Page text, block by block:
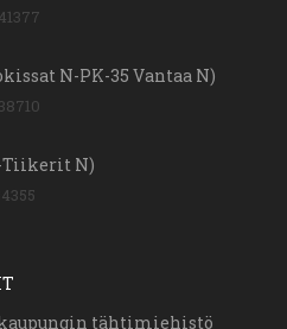
41377
N-PK-35 Vantaa N)
38710
Tiikerit N)
tähtimiehistö